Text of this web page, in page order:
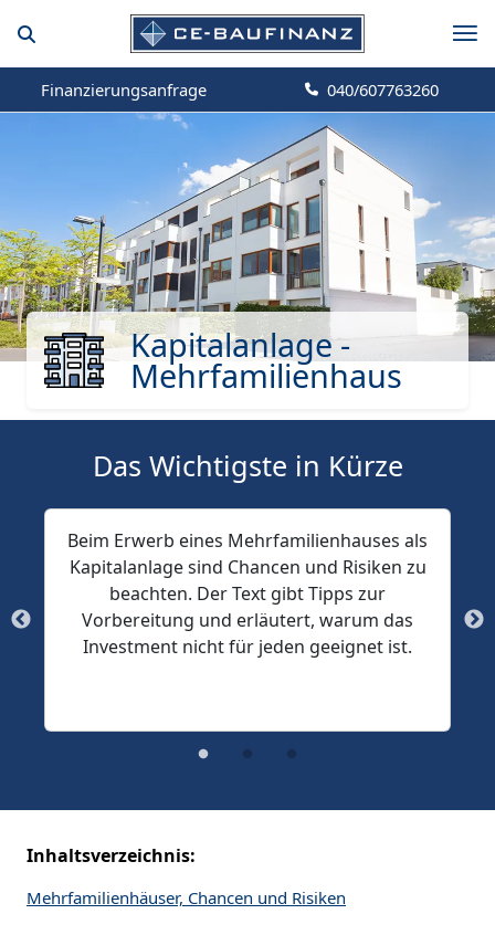
Finanzierungsanfrage 040/607763260
Kapitalanlage -
Mehrfamilienhaus
Das Wichtigste in Kürze
Beim Erwerb eines Mehrfamilienhauses als
Kapitalanlage sind Chancen und Risiken zu
beachten. Der Text gibt Tipps zur
Vorbereitung und erläutert, warum das
Investment nicht für jeden geeignet ist.
Inhaltsverzeichnis:
Mehrfamilienhäuser, Chancen und Risiken